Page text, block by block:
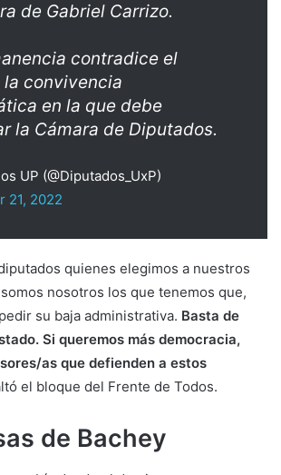
de Gabriel Carrizo.
contradice el
la convivencia
en la que debe
la Cámara de Diputados.
UP (@Diputados_UxP)
21, 2022
quienes elegimos a nuestros
nosotros los que tenemos que,
su baja administrativa. Basta de
Si queremos más democracia,
as que defienden a estos
el bloque del Frente de Todos.
de Bachey